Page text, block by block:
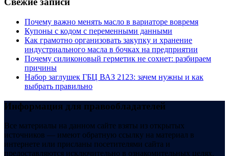
Почему важно менять масло в вариаторе вовремя
Купоны c кодом с переменными данными
Как грамотно организовать закупку и хранение
индустриального масла в бочках на предприятии
Почему силиконовый герметик не сохнет: разбираем
причины
Набор заглушек ГБЦ ВАЗ 2123: зачем нужны и как
выбрать правильно
Информация для правообладателей
Все материалы на данном сайте взяты из открытых
источников — имеют обратную ссылку на материал в
интернете или присланы посетителями сайта и
предоставляются исключительно в ознакомительных целях.